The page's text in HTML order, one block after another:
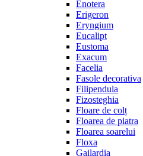
Enotera
Erigeron
Eryngium
Eucalipt
Eustoma
Exacum
Facelia
Fasole decorativa
Filipendula
Fizosteghia
Floare de colț
Floarea de piatra
Floarea soarelui
Floxa
Gailardia